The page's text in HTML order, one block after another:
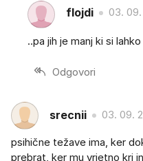
flojdi 03.
..pa jih je manj ki si
Odgovori
srecnii 03. 09.
psihične težave ima, ker
prebrat, ker mu vrjetno kri